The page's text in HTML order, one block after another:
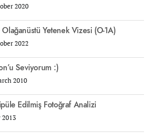
2020
Yetenek Vizesi (O-1A)
2022
Seviyorum :)
2010
Edilmiş Fotoğraf Analizi
2013